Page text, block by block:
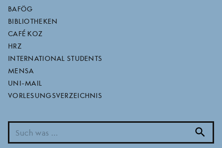
direktlinks
BAFÖG
BIBLIOTHEKEN
CAFÉ KOZ
HRZ
INTERNATIONAL STUDENTS
MENSA
UNI-MAIL
VORLESUNGSVERZEICHNIS
search
pm asta uni frankfurt zur
infragestellung des
bafög-erhöhung
06.06.2026
Der AStA der Goethe-Universität äußert sich
entrüstet über die Aussagen von